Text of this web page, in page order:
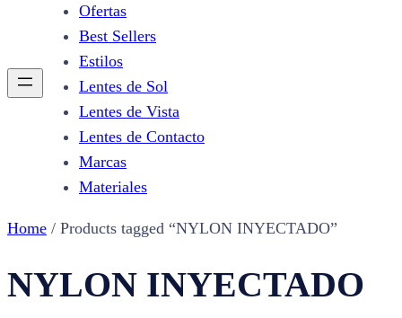
Ofertas
Best Sellers
Estilos
Lentes de Sol
Lentes de Vista
Lentes de Contacto
Marcas
Materiales
Home / Products tagged “NYLON INYECTADO”
NYLON INYECTADO